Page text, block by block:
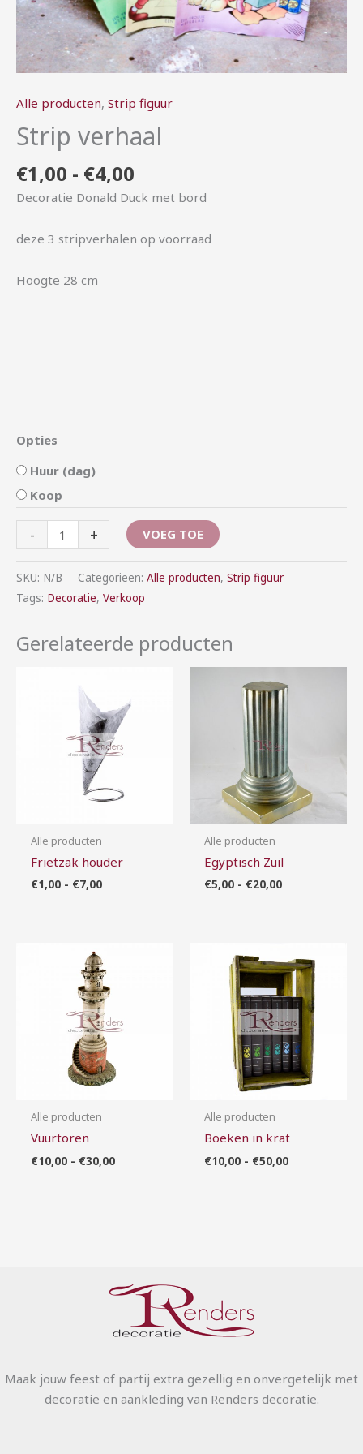
Alle producten, Strip figuur
Strip verhaal
€1,00 - €4,00
Decoratie Donald Duck met bord
deze 3 stripverhalen op voorraad
Hoogte 28 cm
Opties
Huur (dag)
Koop
- + VOEG TOE
SKU: N/B Categorieën: Alle producten, Strip figuur
Tags: Decoratie, Verkoop
Gerelateerde producten
Alle producten
Frietzak houder
€1,00 - €7,00
€7,00
Alle producten
Egyptisch Zuil
€5,00 - €20,00
€5,00
tot
€20,00
Alle producten
Vuurtoren
€10,00 - €30,00
Alle producten
Boeken in krat
€10,00 - €50,00
€10,00
tot
€50,00
Maak jouw feest of partij extra gezellig en onvergetelijk met
decoratie en aankleding van Renders decoratie.